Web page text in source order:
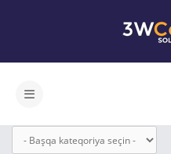
Naviqasiyaya keçid